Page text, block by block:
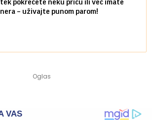
pokrećete neku priču ili već imate
– uživajte punom parom!